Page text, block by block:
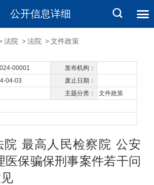
公开信息详细
法院 > 法院 > 文件政策
00001
发布机构：
04-03
废止日期：
主题分类：
文件政策
院 最高人民检察院 公安
医保骗保刑事案件若干问